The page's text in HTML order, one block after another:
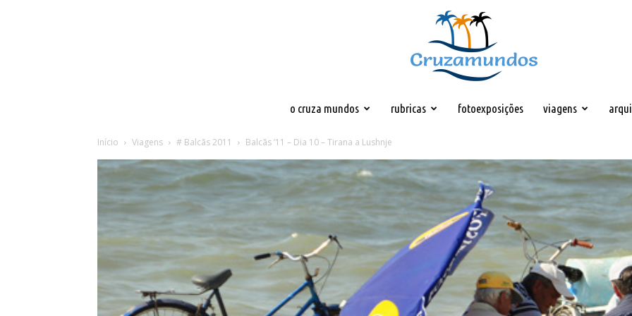
o cruza mundos rubricas fotoexposições viagens
Início Viagens # Balcãs 2011 Balcãs ’11 – Dia 10 – Tirana a Lushnje